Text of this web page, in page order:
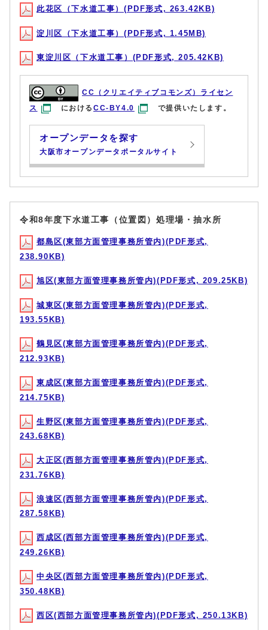
此花区（下水道工事）(PDF形式, 263.42KB)
淀川区（下水道工事）(PDF形式, 1.45MB)
東淀川区（下水道工事）(PDF形式, 205.42KB)
CC（クリエイティブコモンズ）ライセン
ス
におけるCC-BY4.0 で提供いたします。
オープンデータを探す
大阪市オープンデータポータルサイト
令和8年度下水道工事（位置図）処理場・抽水所
都島区(東部方面管理事務所管内)(PDF形式,
238.90KB)
旭区(東部方面管理事務所管内)(PDF形式, 209.25KB)
城東区(東部方面管理事務所管内)(PDF形式,
193.55KB)
鶴見区(東部方面管理事務所管内)(PDF形式,
212.93KB)
東成区(東部方面管理事務所管内)(PDF形式,
214.75KB)
生野区(東部方面管理事務所管内)(PDF形式,
243.68KB)
大正区(西部方面管理事務所管内)(PDF形式,
231.76KB)
浪速区(西部方面管理事務所管内)(PDF形式,
287.58KB)
西成区(西部方面管理事務所管内)(PDF形式,
249.26KB)
中央区(西部方面管理事務所管内)(PDF形式,
350.48KB)
西区(西部方面管理事務所管内)(PDF形式, 250.13KB)